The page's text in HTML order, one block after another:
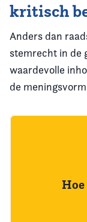
kritisch
Anders dan
stemrecht in de
waardevolle
de